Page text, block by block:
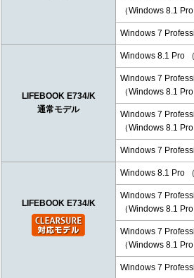
（Windows 8.1
Windows 7
LIFEBOOK E734/K
通常モデル
Windows 8.1 Pro
Windows 7
（Windows 8.1
Windows 7
（Windows 8.1
Windows 7
LIFEBOOK E734/K
Windows 8.1 Pro
Windows 7
（Windows 8.1
Windows 7
（Windows 8.1
Windows 7